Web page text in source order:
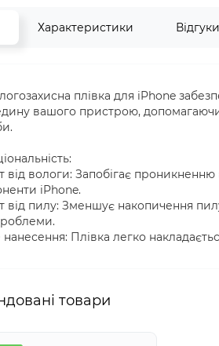
Характеристики Відгуки
плівка для iPhone
вашого пристрою,
від вологи: Запобігає
iPhone.
від пилу: Зменшує накопичення
Плівка легко
товари